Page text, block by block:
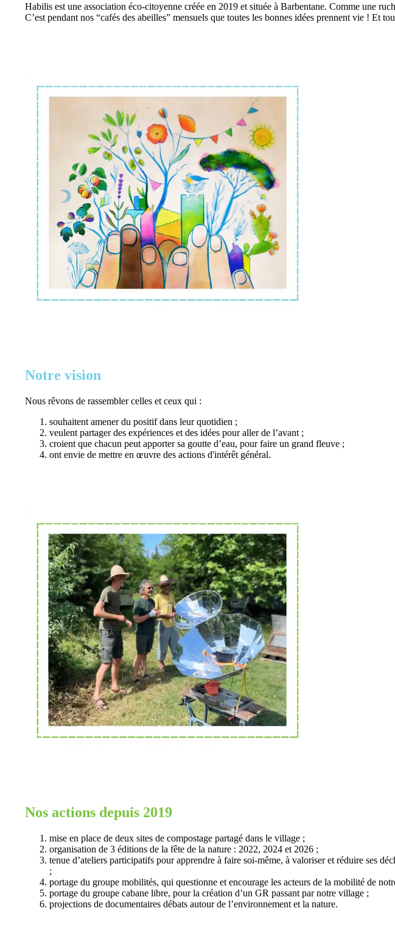
Habilis est une association éco-citoyenne créée en 2019 et située à Barbentane. Comme une
C’est pendant nos “cafés des abeilles” mensuels que toutes les bonnes idées prennent vie ! Et
Notre vision
Nous rêvons de rassembler celles et ceux qui :
souhaitent amener du positif dans leur quotidien ;
veulent partager des expériences et des idées pour aller de l’avant ;
croient que chacun peut apporter sa goutte d’eau, pour faire un grand fleuve ;
ont envie de mettre en œuvre des actions d'intérêt général.
Nos actions depuis 2019
mise en place de deux sites de compostage partagé dans le village ;
organisation de 3 éditions de la fête de la nature : 2022, 2024 et 2026 ;
tenue d’ateliers participatifs pour apprendre à faire soi-même, à valoriser et réduire ses
;
portage du groupe mobilités, qui questionne et encourage les acteurs de la mobilité de
portage du groupe cabane libre, pour la création d’un GR passant par notre village ;
projections de documentaires débats autour de l’environnement et la nature.